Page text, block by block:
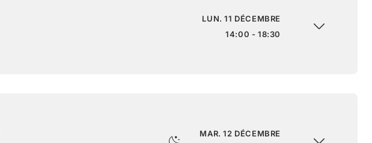
LUN. 11 DÉCEMBRE
14:00 - 18:30
MAR. 12 DÉCEMBRE